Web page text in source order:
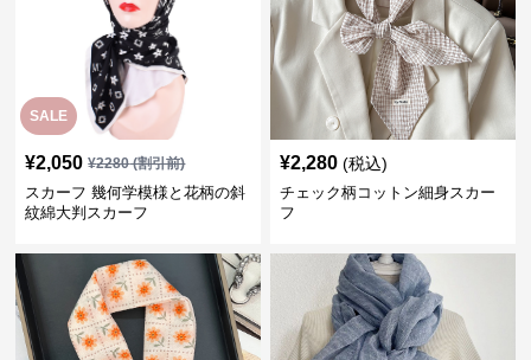
SALE
¥2,050 ¥2280(割引前)
スカーフ 幾何学模様と花柄の斜
紋綿大判スカーフ
¥2,280 (税込)
チェック柄コットン細身スカー
フ